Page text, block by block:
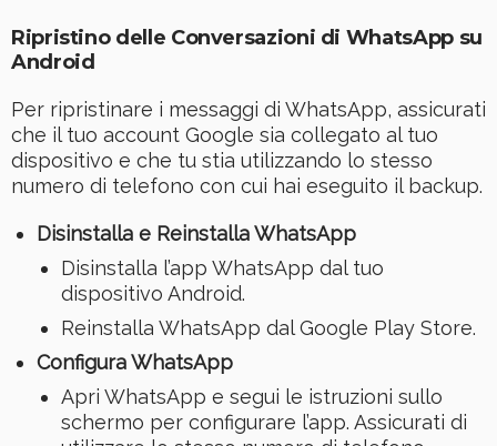
Ripristino delle Conversazioni di WhatsApp su
Android
Per ripristinare i messaggi di WhatsApp, assicurati
che il tuo account Google sia collegato al tuo
dispositivo e che tu stia utilizzando lo stesso
numero di telefono con cui hai eseguito il backup.
Disinstalla e Reinstalla WhatsApp
Disinstalla l’app WhatsApp dal tuo
dispositivo Android.
Reinstalla WhatsApp dal Google Play Store.
Configura WhatsApp
Apri WhatsApp e segui le istruzioni sullo
schermo per configurare l’app. Assicurati di